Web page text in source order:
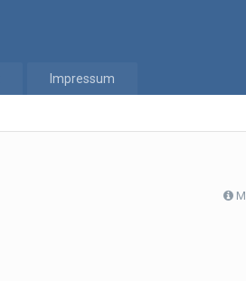
Impressum